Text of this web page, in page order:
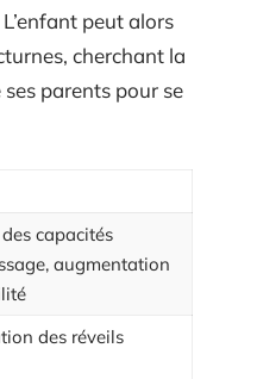
peut alors
cherchant la
parents pour se
capacités
augmentation
des réveils